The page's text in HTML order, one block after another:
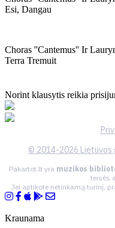
Esi, Dangau
Choras ''cantemus'' Ir
Terra Tremuit
Norint klausytis reikia
© 2014-2026 Lietuvos
Pakartot.lt yra muzikos
teisės
Jei aptikote netinkamą turinį,
Kraunama